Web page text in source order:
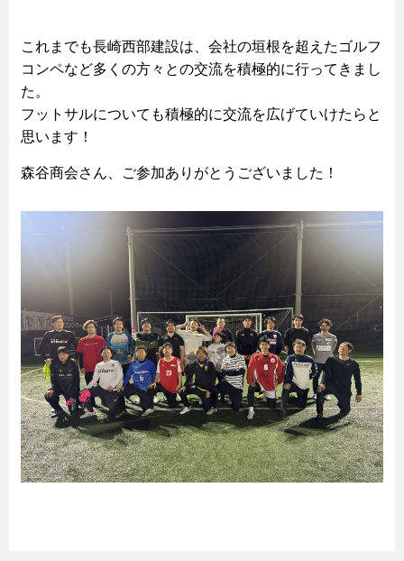
これまでも長崎西部建設は、会社の垣根を超えたゴルフ
コンペなど多くの方々との交流を積極的に行ってきまし
た。
フットサルについても積極的に交流を広げていけたらと
思います！
森谷商会さん、ご参加ありがとうございました！